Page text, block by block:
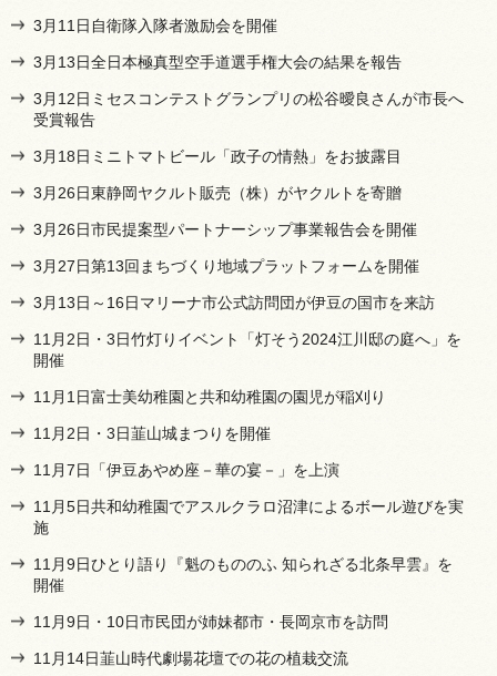
3月11日自衛隊入隊者激励会を開催
3月13日全日本極真型空手道選手権大会の結果を報告
3月12日ミセスコンテストグランプリの松谷曖良さんが市長へ
受賞報告
3月18日ミニトマトビール「政子の情熱」をお披露目
3月26日東静岡ヤクルト販売（株）がヤクルトを寄贈
3月26日市民提案型パートナーシップ事業報告会を開催
3月27日第13回まちづくり地域プラットフォームを開催
3月13日～16日マリーナ市公式訪問団が伊豆の国市を来訪
11月2日・3日竹灯りイベント「灯そう2024江川邸の庭へ」を
開催
11月1日富士美幼稚園と共和幼稚園の園児が稲刈り
11月2日・3日韮山城まつりを開催
11月7日「伊豆あやめ座－華の宴－」を上演
11月5日共和幼稚園でアスルクラロ沼津によるボール遊びを実
施
11月9日ひとり語り『魁のもののふ 知られざる北条早雲』を
開催
11月9日・10日市民団が姉妹都市・長岡京市を訪問
11月14日韮山時代劇場花壇での花の植栽交流